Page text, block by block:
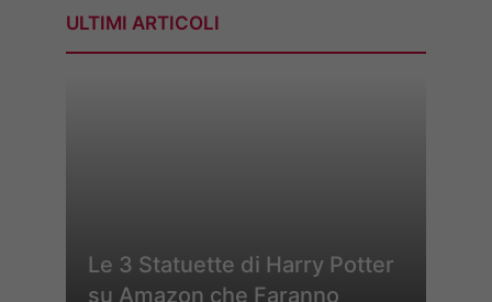
ULTIMI ARTICOLI
Le 3 Statuette di Harry Potter
su Amazon che Faranno